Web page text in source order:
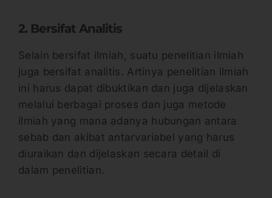
2. Bersifat Analitis
Selain bersifat ilmiah, suatu penelitian ilmiah
juga bersifat analitis. Artinya penelitian ilmiah
ini harus dapat dibuktikan dan juga dijelaskan
melalui berbagai proses dan juga metode
ilmiah yang mana adanya hubungan antara
sebab dan akibat antarvariabel yang harus
diuraikan dan dijelaskan secara detail di
dalam penelitian.